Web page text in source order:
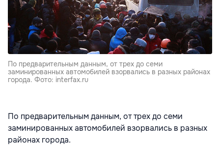
По предварительным данным, от трех до семи
заминированных автомобилей взорвались в разных районах
города. Фото: interfax.ru
По предварительным данным, от трех до семи
заминированных автомобилей взорвались в разных
районах города.